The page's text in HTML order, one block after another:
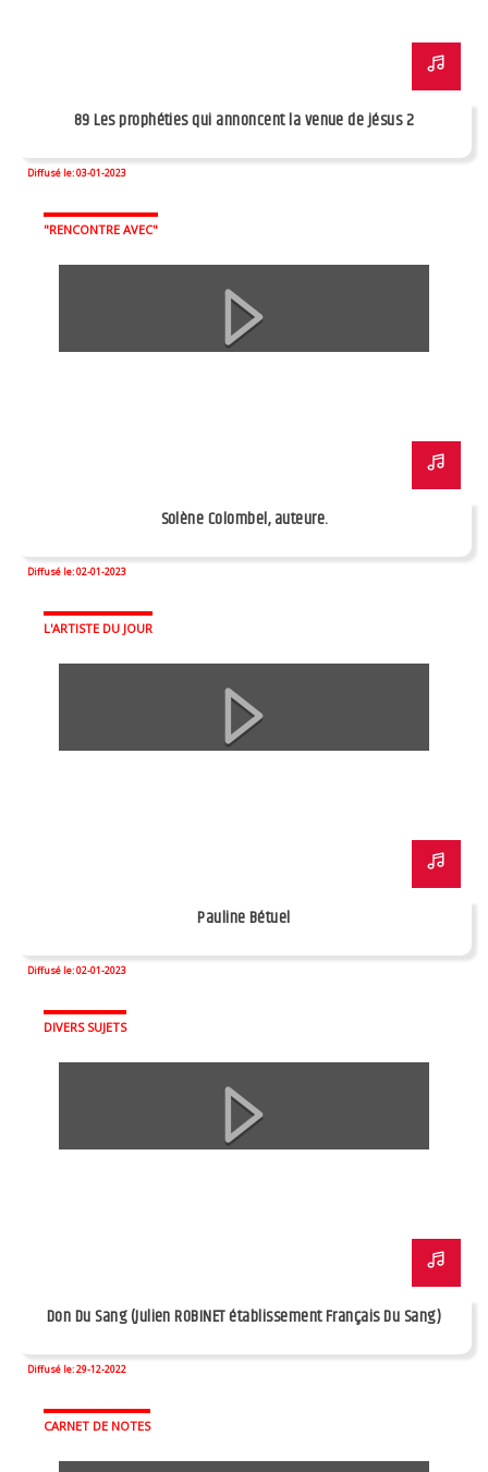
89 Les prophéties qui annoncent la venue de jésus 2
Diffusé le: 03-01-2023
"RENCONTRE AVEC"
Solène Colombel, auteure.
Diffusé le: 02-01-2023
L'ARTISTE DU JOUR
Pauline Bétuel
Diffusé le: 02-01-2023
DIVERS SUJETS
Don Du Sang (Julien ROBINET établissement Français Du Sang)
Diffusé le: 29-12-2022
CARNET DE NOTES